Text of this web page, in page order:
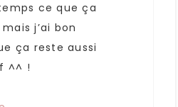
ce que ça
j’ai bon
ça reste aussi
^^ !